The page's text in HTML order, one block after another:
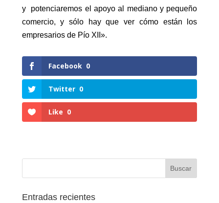
y potenciaremos el apoyo al mediano y pequeño
comercio, y sólo hay que ver cómo están los
empresarios de Pío XII».
Facebook 0
Twitter 0
Like 0
Entradas recientes